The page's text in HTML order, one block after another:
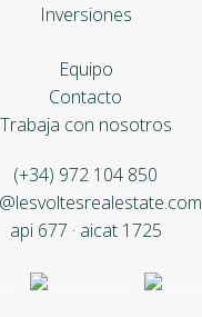
Inversiones
Equipo
Contacto
Trabaja con nosotros
(+34) 972 104 850
api 677 · aicat 1725